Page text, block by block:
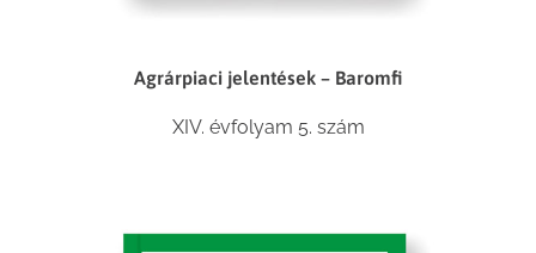
Agrárpiaci jelentések – Baromfi
XIV. évfolyam 5. szám